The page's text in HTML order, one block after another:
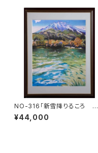
NO-316「新雪降りるころ 妙
高山」
¥44,000